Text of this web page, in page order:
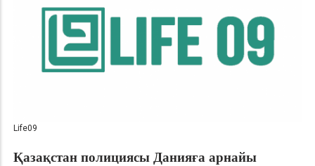
Life09
Қазақстан полициясы Данияға арнайы